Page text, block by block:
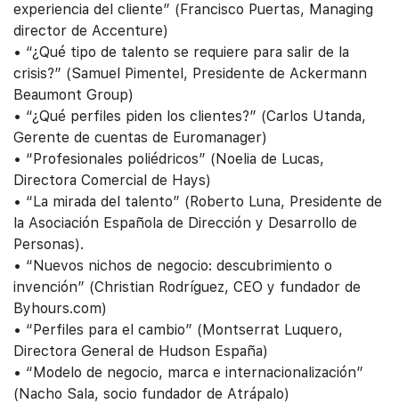
experiencia del cliente” (Francisco Puertas, Managing
director de Accenture)
• “¿Qué tipo de talento se requiere para salir de la
crisis?” (Samuel Pimentel, Presidente de Ackermann
Beaumont Group)
• “¿Qué perfiles piden los clientes?” (Carlos Utanda,
Gerente de cuentas de Euromanager)
• “Profesionales poliédricos” (Noelia de Lucas,
Directora Comercial de Hays)
• “La mirada del talento” (Roberto Luna, Presidente de
la Asociación Española de Dirección y Desarrollo de
Personas).
• “Nuevos nichos de negocio: descubrimiento o
invención” (Christian Rodríguez, CEO y fundador de
Byhours.com)
• “Perfiles para el cambio” (Montserrat Luquero,
Directora General de Hudson España)
• “Modelo de negocio, marca e internacionalización”
(Nacho Sala, socio fundador de Atrápalo)